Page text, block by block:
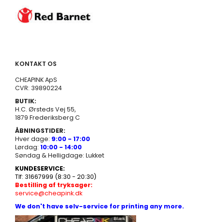
KONTAKT OS
CHEAPINK ApS
CVR: 39890224
BUTIK:
H.C. Ørsteds Vej 55,
1879 Frederiksberg C
ÅBNINGSTIDER:
Hver dage: 9:00 - 17:00
Lørdag: 10:00 - 14:00
Søndag & Helligdage: Lukket
KUNDESERVICE:
Tlf: 31667999 (8:30 - 20:30)
Bestilling af tryksager:
service@cheapink.dk
We don't have selv-service for printing any more.